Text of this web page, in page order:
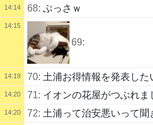
14:14 68: ぶっさｗ
14:15
69:
14:19 70: 土浦お得情報を発表した
14:20 71: イオンの花屋がつぶれま
14:20 72: 土浦って治安悪いって聞